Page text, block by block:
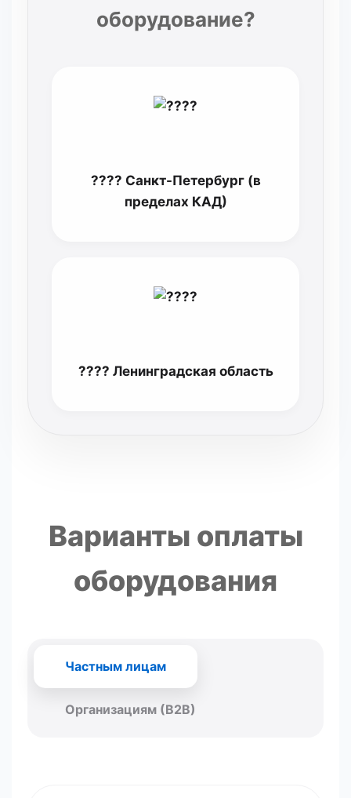
оборудование?
???? Санкт-Петербург (в
пределах КАД)
???? Ленинградская область
Варианты оплаты
оборудования
Частным лицам
Организациям (B2B)